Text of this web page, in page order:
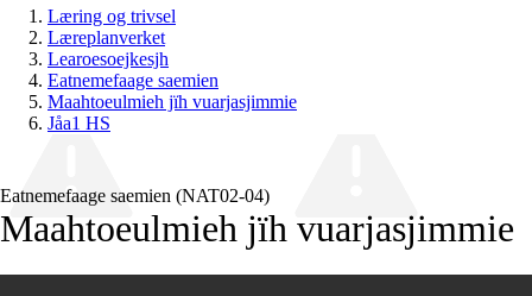
Læring og trivsel
Læreplanverket
Learoesoejkesjh
Eatnemefaage saemien
Maahtoeulmieh jïh vuarjasjimmie
Jåa1 HS
Eatnemefaage saemien (NAT02‑04)
Maahtoeulmieh jïh vuarjasjimmie